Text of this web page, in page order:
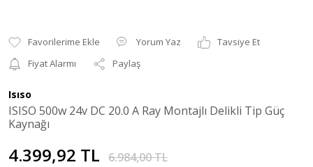
Yorum Yaz
Tavsiye Et
Fiyat Alarmı
Paylaş
Isıso
ISISO 500w 24v DC 20.0 A Ray Montajlı Delikli Tip Güç
Kaynağı
4.399,92 TL 6.984,00 TL